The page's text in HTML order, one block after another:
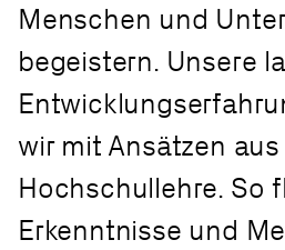
Menschen und
begeistern. Unsere
wir mit Ansätzen
Hochschullehre. So
Erkenntnisse und